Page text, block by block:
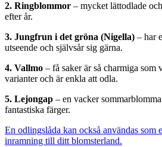
2. Ringblommor – mycket lättodlade
efter år.
3. Jungfrun i det gröna (Nigella) – har
utseende och självsår sig gärna.
4. Vallmo – få saker är så charmiga som
varianter och är enkla att odla.
5. Lejongap – en vacker
fantastiska färger.
En odlingslåda kan också användas som
inramning till ditt blomsterland.